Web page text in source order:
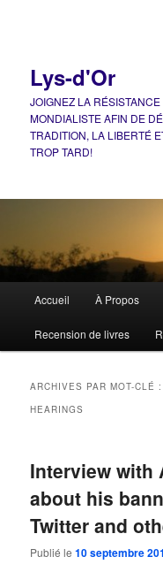
Lys-d'Or
JOIGNEZ LA
MONDIALISTE AFIN DE
TRADITION, LA LIBERTÉ
TROP TARD!
principal
Accueil À Propos
Recension de livres
ARCHIVES PAR MOT-CLÉ
HEARINGS
Interview with
about his
Twitter and
Publié le10 septembre